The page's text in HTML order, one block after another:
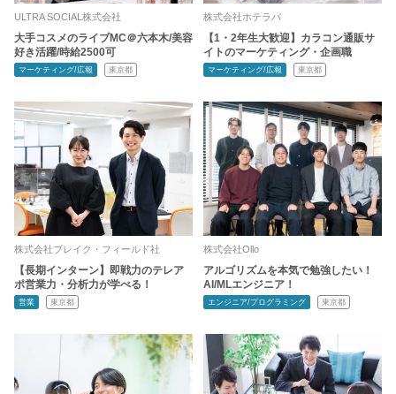
ULTRA SOCIAL株式会社
大手コスメのライブMC＠六本木/美容
好き活躍/時給2500可
マーケティング/広報 東京都
株式会社ホテラバ
【1・2年生大歓迎】カラコン通販サ
イトのマーケティング・企画職
マーケティング/広報 東京都
株式会社ブレイク・フィールド社
【長期インターン】即戦力のテレア
ポ営業力・分析力が学べる！
営業 東京都
株式会社Ollo
アルゴリズムを本気で勉強したい！
AI/MLエンジニア！
エンジニア/プログラミング 東京都